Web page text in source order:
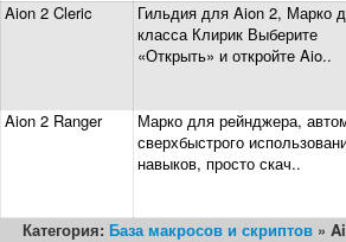
Aion 2 Cleric
Гильдия для Aion 2, Марко
класса Клирик Выберите
«Открыть» и откройте Aio..
Aion 2 Ranger
Марко для рейнджера,
сверхбыстрого
навыков, просто скач..
Категория: База макросов и скриптов »